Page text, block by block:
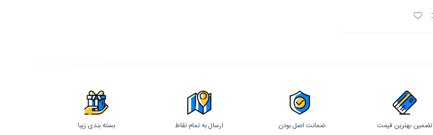
تضمین بهترین قیمت ضمانت اصل بودن ارسال به تمام نقاط بسته بندی زیبا